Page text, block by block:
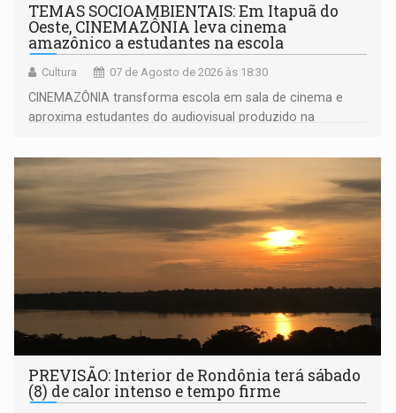
TEMAS SOCIOAMBIENTAIS: Em Itapuã do
Oeste, CINEMAZÔNIA leva cinema
amazônico a estudantes na escola
Cultura 07 de Agosto de 2026 às 18:30
CINEMAZÔNIA transforma escola em sala de cinema e
aproxima estudantes do audiovisual produzido na
PREVISÃO: Interior de Rondônia terá sábado
(8) de calor intenso e tempo firme